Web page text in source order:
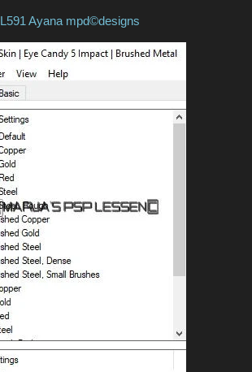
L591 Ayana mpd©designs